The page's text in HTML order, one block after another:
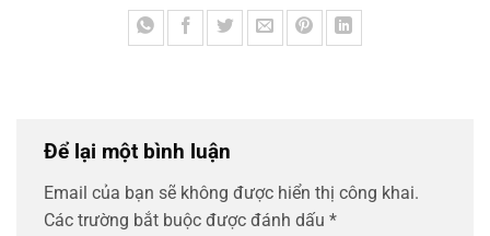
Để lại một bình luận
Email của bạn sẽ không được hiển thị công khai.
Các trường bắt buộc được đánh dấu *